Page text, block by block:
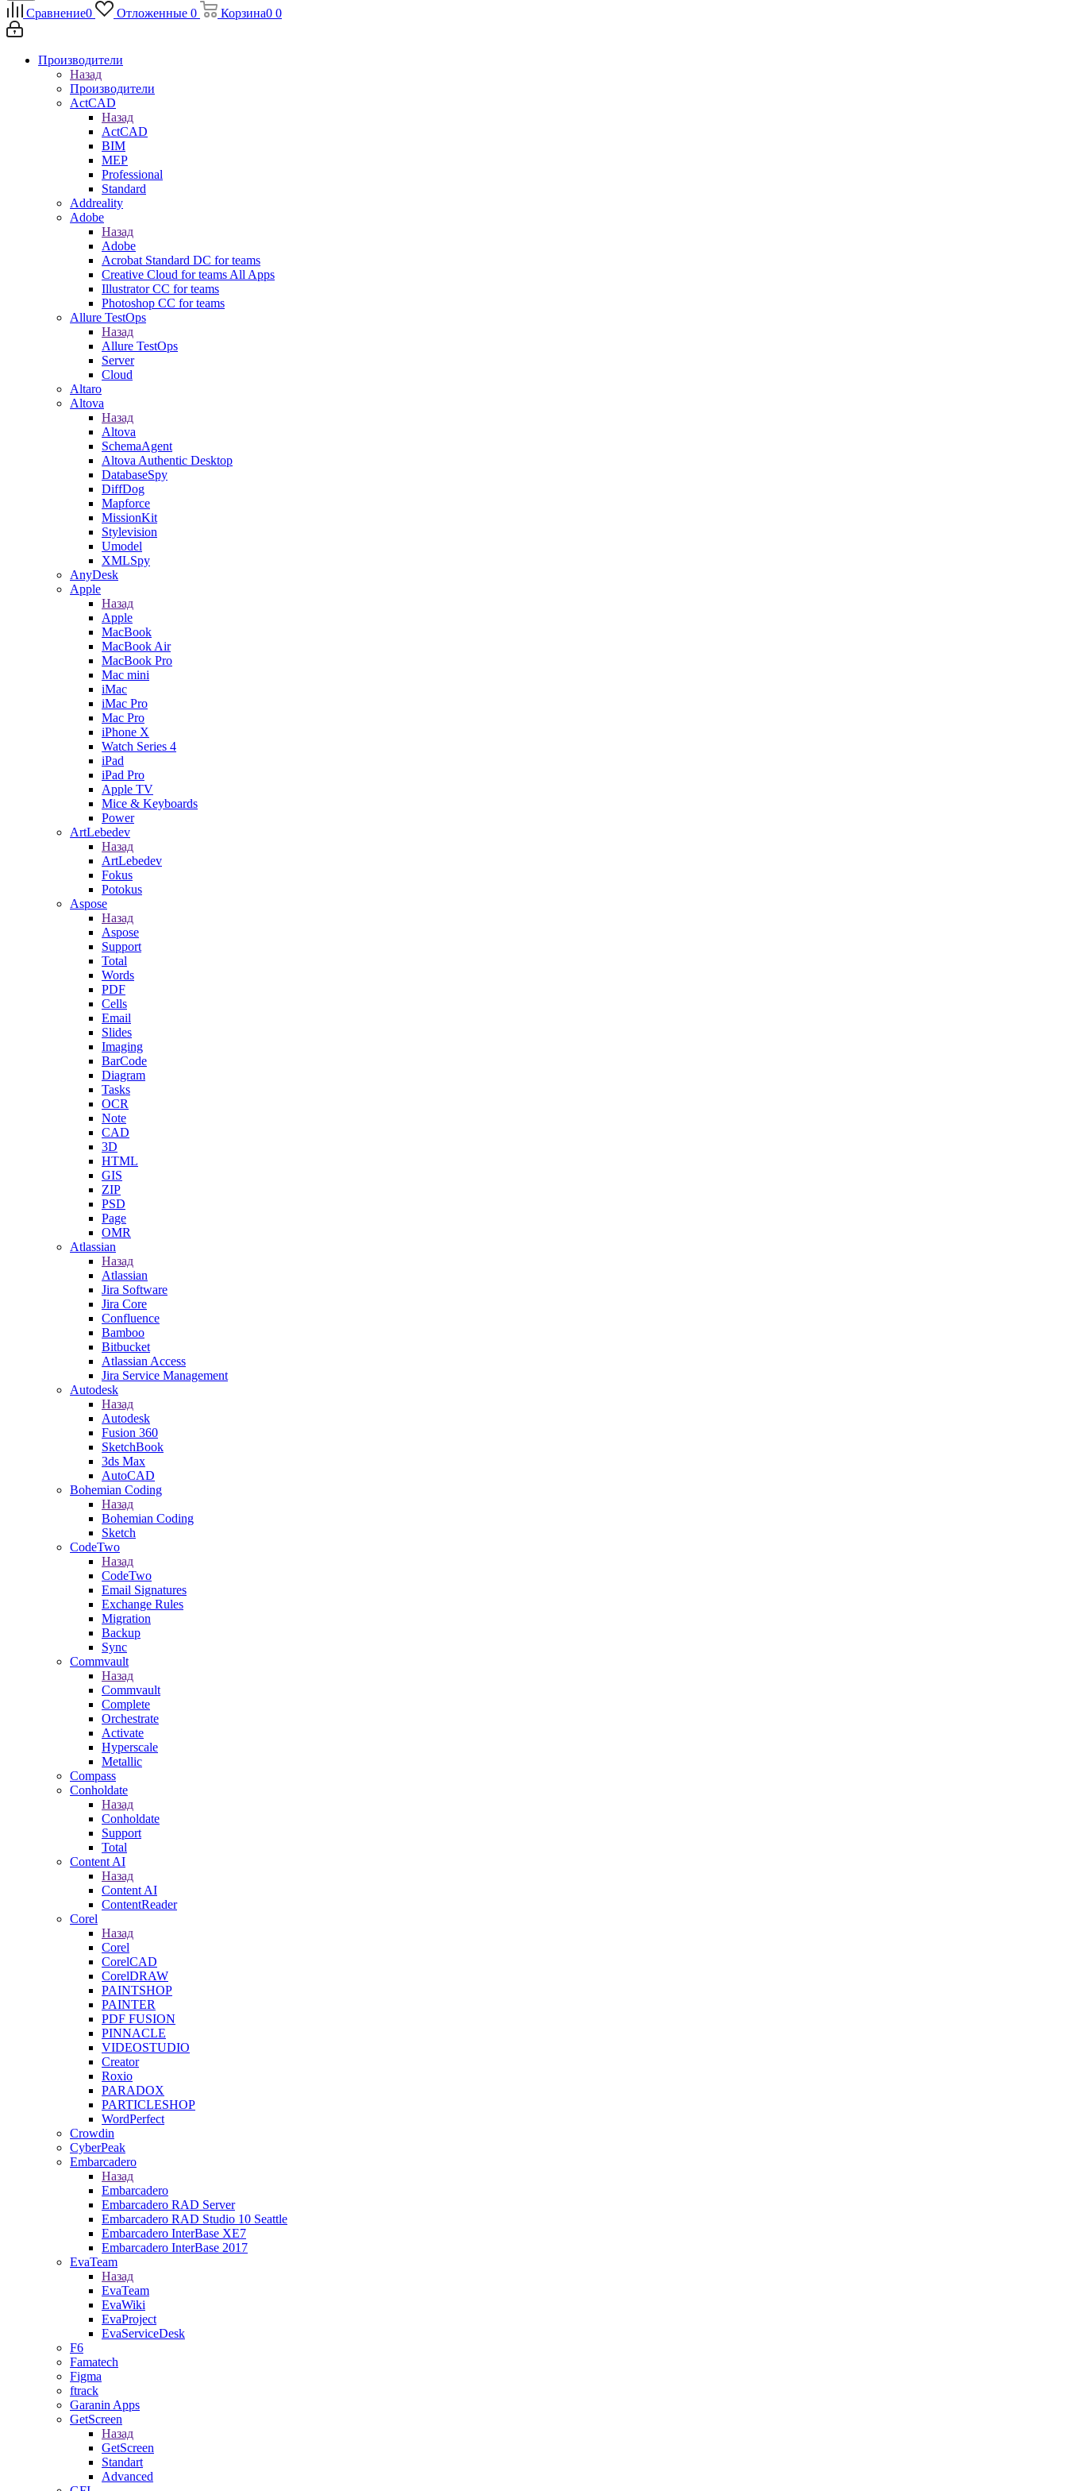
Сравнение0 Отложенные 0 Корзина0 0
Производители
Назад
Производители
ActCAD
Назад
ActCAD
BIM
MEP
Professional
Standard
Addreality
Adobe
Назад
Adobe
Acrobat Standard DC for teams
Creative Cloud for teams All Apps
Illustrator CC for teams
Photoshop CC for teams
Allure TestOps
Назад
Allure TestOps
Server
Cloud
Altaro
Altova
Назад
Altova
SchemaAgent
Altova Authentic Desktop
DatabaseSpy
DiffDog
Mapforce
MissionKit
Stylevision
Umodel
XMLSpy
AnyDesk
Apple
Назад
Apple
MacBook
MacBook Air
MacBook Pro
Mac mini
iMac
iMac Pro
Mac Pro
iPhone X
Watch Series 4
iPad
iPad Pro
Apple TV
Mice & Keyboards
Power
ArtLebedev
Назад
ArtLebedev
Fokus
Potokus
Aspose
Назад
Aspose
Support
Total
Words
PDF
Cells
Email
Slides
Imaging
BarCode
Diagram
Tasks
OCR
Note
CAD
3D
HTML
GIS
ZIP
PSD
Page
OMR
Atlassian
Назад
Atlassian
Jira Software
Jira Core
Confluence
Bamboo
Bitbucket
Atlassian Access
Jira Service Management
Autodesk
Назад
Autodesk
Fusion 360
SketchBook
3ds Max
AutoCAD
Bohemian Coding
Назад
Bohemian Coding
Sketch
CodeTwo
Назад
CodeTwo
Email Signatures
Exchange Rules
Migration
Backup
Sync
Commvault
Назад
Commvault
Complete
Orchestrate
Activate
Hyperscale
Metallic
Compass
Conholdate
Назад
Conholdate
Support
Total
Content AI
Назад
Content AI
ContentReader
Corel
Назад
Corel
CorelCAD
CorelDRAW
PAINTSHOP
PAINTER
PDF FUSION
PINNACLE
VIDEOSTUDIO
Creator
Roxio
PARADOX
PARTICLESHOP
WordPerfect
Crowdin
CyberPeak
Embarcadero
Назад
Embarcadero
Embarcadero RAD Server
Embarcadero RAD Studio 10 Seattle
Embarcadero InterBase XE7
Embarcadero InterBase 2017
EvaTeam
Назад
EvaTeam
EvaWiki
EvaProject
EvaServiceDesk
F6
Famatech
Figma
ftrack
Garanin Apps
GetScreen
Назад
GetScreen
Standart
Advanced